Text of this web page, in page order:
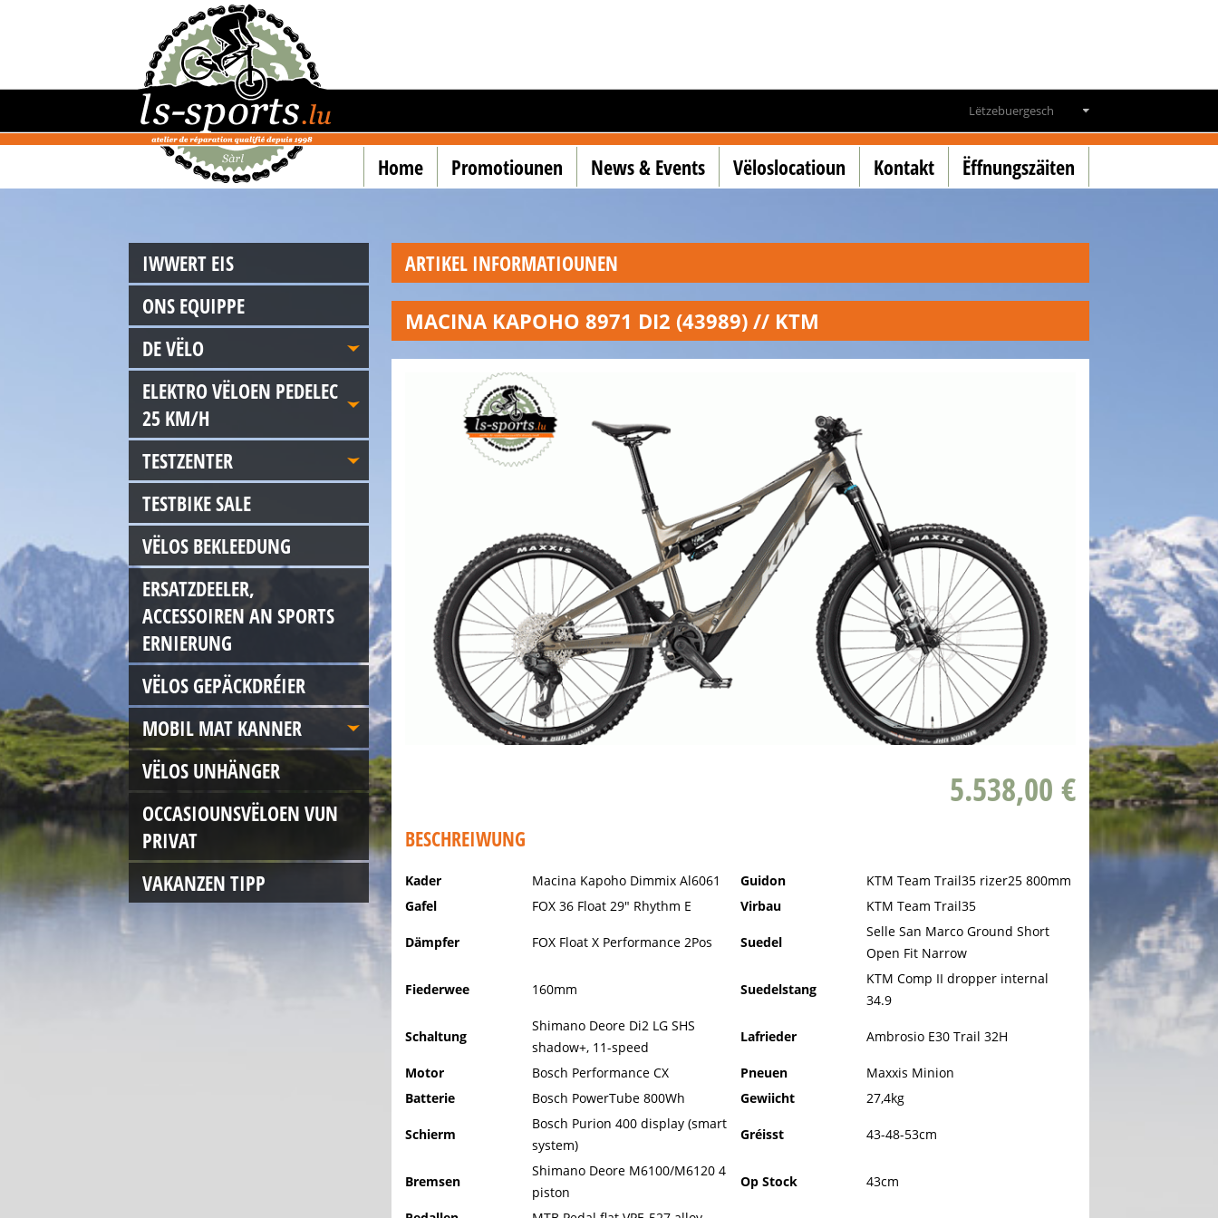
Deutsch
Français
Lëtzebuergesch
Home Promotiounen News & Events Vëloslocatioun Kontakt Ëffnungszäiten
IWWERT EIS
ONS EQUIPPE
DE VËLO
ELEKTRO VËLOEN PEDELEC
25 KM/H
TESTZENTER
TESTBIKE SALE
VËLOS BEKLEEDUNG
ERSATZDEELER,
ACCESSOIREN AN SPORTS
ERNIERUNG
VËLOS GEPÄCKDRÉIER
MOBIL MAT KANNER
VËLOS UNHÄNGER
OCCASIOUNSVËLOEN VUN
PRIVAT
VAKANZEN TIPP
ARTIKEL INFORMATIOUNEN
MACINA KAPOHO 8971 DI2 (43989) // KTM
5.538,00 €
BESCHREIWUNG
Kader Macina Kapoho Dimmix Al6061 Guidon
KTM Team Trail35 rizer25 800mm
Gafel
FOX 36 Float 29" Rhythm E Virbau KTM Team Trail35
Dämpfer FOX Float X Performance 2Pos Suedel
Selle San Marco Ground Short
Open Fit Narrow
Fiederwee 160mm Suedelstang
KTM Comp II dropper internal
34.9
Schaltung
Shimano Deore Di2 LG SHS
shadow+, 11-speed
Lafrieder Ambrosio E30 Trail 32H
Motor Bosch Performance CX Pneuen
Maxxis Minion
Batterie
Bosch PowerTube 800Wh Gewiicht 27,4kg
Schierm
Bosch Purion 400 display (smart
system)
Gréisst 43-48-53cm
Bremsen
Shimano Deore M6100/M6120 4
piston
Op Stock 43cm